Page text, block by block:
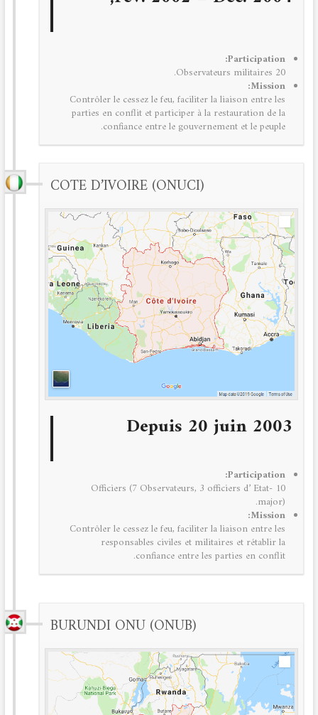
Participation:
20 Observateurs militaires.
Mission:
Contrôler le cessez le feu, faciliter la liaison entre les
parties en conflit et participer à la restauration de la
confiance entre le gouvernement et le peuple.
COTE D’IVOIRE (ONUCI)
Depuis 20 juin 2003
Participation:
10 Officiers (7 Observateurs, 3 officiers d’ Etat-
major).
Mission:
Contrôler le cessez le feu, faciliter la liaison entre les
responsables civiles et militaires et rétablir la
confiance entre les parties en conflit.
BURUNDI ONU (ONUB)